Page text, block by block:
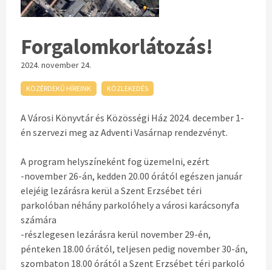
Forgalomkorlátozás!
2024. november 24.
KÖZÉRDEKŰ HÍREINK KÖZLEKEDÉS
A Városi Könyvtár és Közösségi Ház 2024. december 1-
én szervezi meg az Adventi Vasárnap rendezvényt.
A program helyszíneként fog üzemelni, ezért
-november 26-án, kedden 20.00 órától egészen január
elejéig lezárásra kerül a Szent Erzsébet téri
parkolóban néhány parkolóhely a városi karácsonyfa
számára
-részlegesen lezárásra kerül november 29-én,
pénteken 18.00 órától, teljesen pedig november 30-án,
szombaton 18.00 órától a Szent Erzsébet téri parkoló